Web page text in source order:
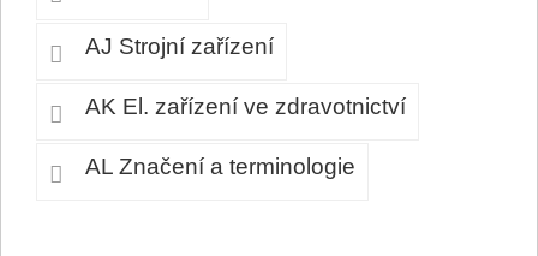
AJ Strojní zařízení
AK El. zařízení ve zdravotnictví
AL Značení a terminologie